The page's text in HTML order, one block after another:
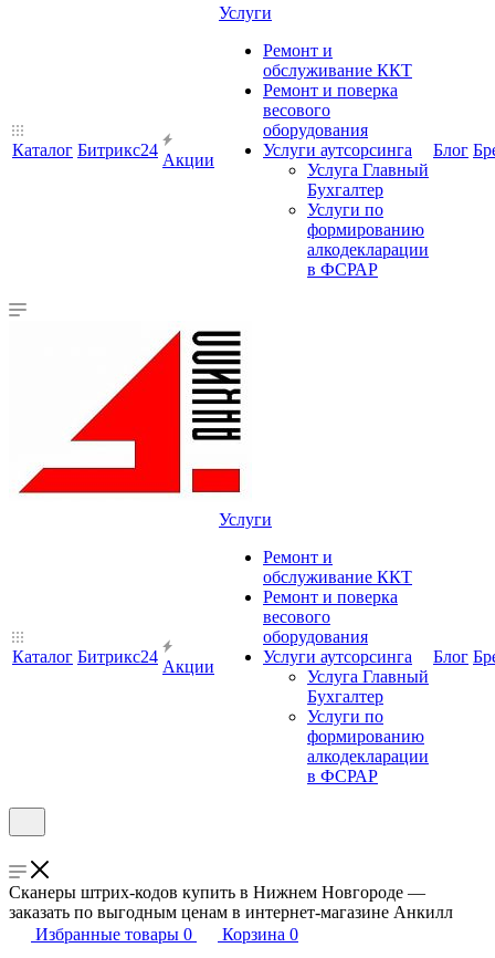
Каталог Битрикс24
Акции
Услуги
Ремонт и
обслуживание ККТ
Ремонт и поверка
весового
оборудования
Услуги аутсорсинга
Услуга Главный
Бухгалтер
Услуги по
формированию
алкодекларации
в ФСРАР
Блог
Каталог Битрикс24
Акции
Услуги
Ремонт и
обслуживание ККТ
Ремонт и поверка
весового
оборудования
Услуги аутсорсинга
Услуга Главный
Бухгалтер
Услуги по
формированию
алкодекларации
в ФСРАР
Блог
Сканеры штрих-кодов купить в Нижнем Новгороде —
заказать по выгодным ценам в интернет-магазине Анкилл
Избранные товары 0 Корзина 0